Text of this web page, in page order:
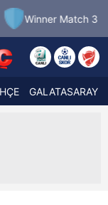
Boluspor
7.8.2026 -
21:30
GALATASARAY